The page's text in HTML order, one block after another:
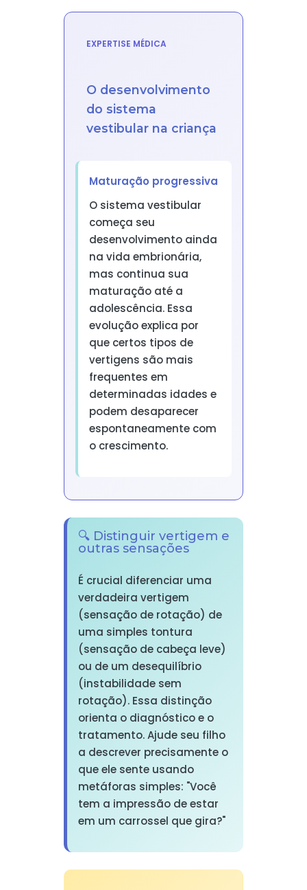
EXPERTISE MÉDICA
O desenvolvimento
do sistema
vestibular na criança
Maturação progressiva
O sistema vestibular
começa seu
desenvolvimento ainda
na vida embrionária,
mas continua sua
maturação até a
adolescência. Essa
evolução explica por
que certos tipos de
vertigens são mais
frequentes em
determinadas idades e
podem desaparecer
espontaneamente com
o crescimento.
🔍 Distinguir vertigem e
outras sensações
É crucial diferenciar uma
verdadeira vertigem
(sensação de rotação) de
uma simples tontura
(sensação de cabeça leve)
ou de um desequilíbrio
(instabilidade sem
rotação). Essa distinção
orienta o diagnóstico e o
tratamento. Ajude seu filho
a descrever precisamente o
que ele sente usando
metáforas simples: "Você
tem a impressão de estar
em um carrossel que gira?"